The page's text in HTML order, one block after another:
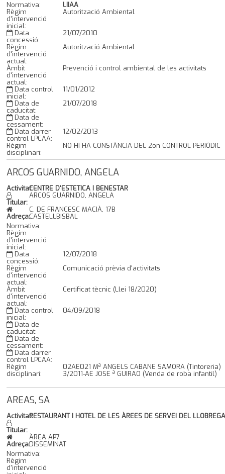
Normativa:
LIIAA
Règim
d'intervenció
inicial:
Autorització Ambiental
Data
concessió:
21/07/2010
Règim
d'intervenció
actual:
Autorització Ambiental
Àmbit
d'intervenció
actual:
Prevenció i control ambiental de les activitats
Data control
inicial:
11/01/2012
Data de
caducitat:
21/07/2018
Data de
cessament:
Data darrer
control LPCAA:
12/02/2013
Règim
disciplinari:
NO HI HA CONSTÀNCIA DEL 2on CONTROL PERIÒDIC
ARCOS GUARNIDO, ANGELA
Activitat:CENTRE D'ESTETICA I BENESTAR
Titular:
ARCOS GUARNIDO, ANGELA
Adreça:
C. DE FRANCESC MACIÀ, 17B
CASTELLBISBAL
Normativa:
Règim
d'intervenció
inicial:
Data
concessió:
12/07/2018
Règim
d'intervenció
actual:
Comunicació prèvia d'activitats
Àmbit
d'intervenció
actual:
Certificat tècnic (Llei 18/2020)
Data control
inicial:
04/09/2018
Data de
caducitat:
Data de
cessament:
Data darrer
control LPCAA:
Règim
disciplinari:
02AE021 Mª ANGELS CABANE SAMORA (Tintoreria)
3/2011-AE JOSE ª GUIRAO (Venda de roba infantil)
AREAS, SA
Activitat:RESTAURANT I HOTEL DE LES ÀREES DE SERVEI DEL
Titular:
Adreça:
ÀREA AP7
DISSEMINAT
Normativa:
Règim
d'intervenció